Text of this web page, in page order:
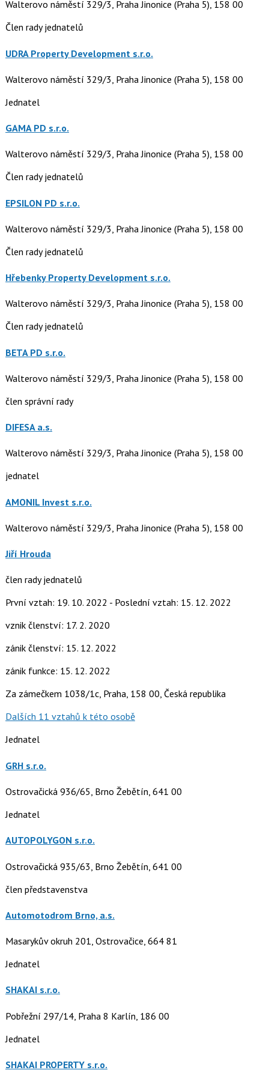
Walterovo náměstí 329/3, Praha Jinonice (Praha 5), 158 00
Člen rady jednatelů
UDRA Property Development s.r.o.
Walterovo náměstí 329/3, Praha Jinonice (Praha 5), 158 00
Jednatel
GAMA PD s.r.o.
Walterovo náměstí 329/3, Praha Jinonice (Praha 5), 158 00
Člen rady jednatelů
EPSILON PD s.r.o.
Walterovo náměstí 329/3, Praha Jinonice (Praha 5), 158 00
Člen rady jednatelů
Hřebenky Property Development s.r.o.
Walterovo náměstí 329/3, Praha Jinonice (Praha 5), 158 00
Člen rady jednatelů
BETA PD s.r.o.
Walterovo náměstí 329/3, Praha Jinonice (Praha 5), 158 00
člen správní rady
DIFESA a.s.
Walterovo náměstí 329/3, Praha Jinonice (Praha 5), 158 00
jednatel
AMONIL Invest s.r.o.
Walterovo náměstí 329/3, Praha Jinonice (Praha 5), 158 00
Jiří Hrouda
člen rady jednatelů
První vztah: 19. 10. 2022 - Poslední vztah: 15. 12. 2022
vznik členství: 17. 2. 2020
zánik členství: 15. 12. 2022
zánik funkce: 15. 12. 2022
Za zámečkem 1038/1c, Praha, 158 00, Česká republika
Dalších 11 vztahů k této osobě
Jednatel
GRH s.r.o.
Ostrovačická 936/65, Brno Žebětín, 641 00
Jednatel
AUTOPOLYGON s.r.o.
Ostrovačická 935/63, Brno Žebětín, 641 00
člen představenstva
Automotodrom Brno, a.s.
Masarykův okruh 201, Ostrovačice, 664 81
Jednatel
SHAKAI s.r.o.
Pobřežní 297/14, Praha 8 Karlín, 186 00
Jednatel
SHAKAI PROPERTY s.r.o.